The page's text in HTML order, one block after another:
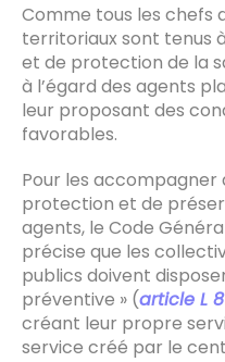
Comme tous les chefs
territoriaux sont tenus
et de protection de la
à l’égard des agents
leur proposant des
favorables.
Pour les
protection et de
agents, le Code
précise que les
publics doivent
préventive » (article L
créant leur propre
service créé par le